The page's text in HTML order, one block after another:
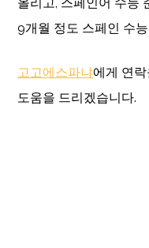
9개월 정도 스페인 수
고고에스파냐에게 연
도움을 드리겠습니다.